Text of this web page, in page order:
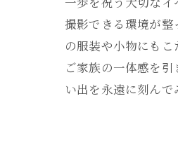
撮影できる環境が
の服装や小物にも
ご家族の一体感を
い出を永遠に刻んで